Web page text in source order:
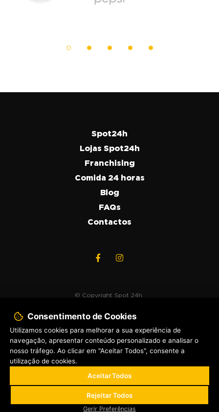
Spot24h
Lojas Spot24h
Franchising
Comida 24 horas
Blog
FAQs
Contactos
© Copyright Spot 24h
2020. Todos os direitos
reservados.
By Bluesoft.pt
Consentimento de Cookies
Utilizamos cookies para melhorar a sua experiência de
navegação, apresentar conteúdo personalizado e analisar o
nosso tráfego. Ao clicar em "Aceitar Todos", consente a
utilização de cookies.
Gerir Preferências
Rejeitar Todos
Aceitar Todos